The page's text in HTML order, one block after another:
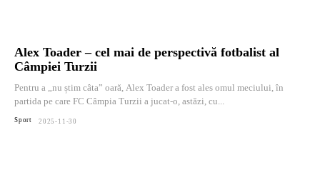
Alex Toader – cel mai de perspectivă fotbalist al
Câmpiei Turzii
Pentru a „nu știm câta” oară, Alex Toader a fost ales omul meciului, în
partida pe care FC Câmpia Turzii a jucat-o, astăzi, cu...
Sport 2025-11-30